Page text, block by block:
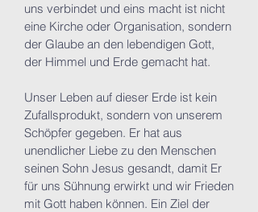
uns verbindet und eins macht ist nicht
eine Kirche oder Organisation, sondern
der Glaube an den lebendigen Gott,
der Himmel und Erde gemacht hat.
Unser Leben auf dieser Erde ist kein
Zufallsprodukt, sondern von unserem
Schöpfer gegeben. Er hat aus
unendlicher Liebe zu den Menschen
seinen Sohn Jesus gesandt, damit Er
für uns Sühnung erwirkt und wir Frieden
mit Gott haben können. Ein Ziel der